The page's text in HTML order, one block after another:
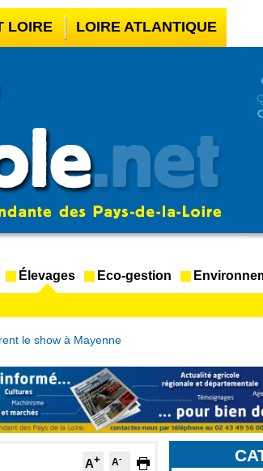
LOIRE LOIRE ATLANTIQUE
HORS ARJEL
Élevages Eco-gestion
le show à Mayenne
A+ A-